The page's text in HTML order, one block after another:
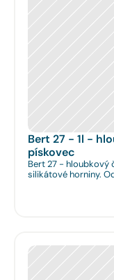
Bert 27 - 1l -
pískovec
Bert 27 - hloubkový
silikátové horniny.